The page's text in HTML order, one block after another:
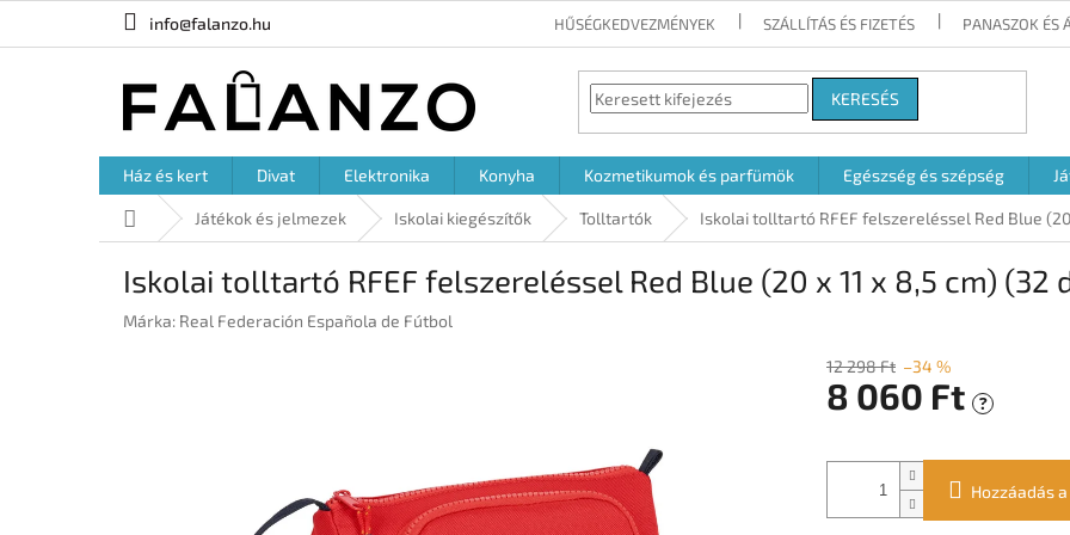
info@falanzo.hu HŰSÉGKEDVEZMÉNYEK SZÁLLÍTÁS ÉS FIZETÉS PANASZOK ÉS
KERESÉS
Ház és kert Divat Elektronika Konyha Kozmetikumok és parfümök Egészség és szépség
KezdőlapJátékok és jelmezek Iskolai kiegészítők Tolltartók Iskolai tolltartó RFEF felszereléssel Red Blue (20
Iskolai tolltartó RFEF felszereléssel Red Blue (20 x 11 x 8,5 cm) (32
Márka: Real Federación Española de Fútbol
12 298 Ft –34 %
8 060 Ft ?
Hozzáadás